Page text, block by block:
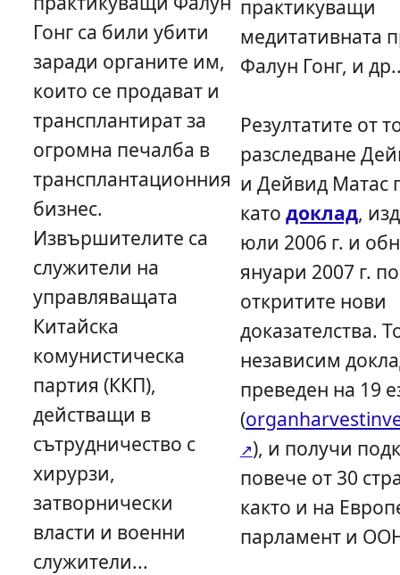
Гонг са били убити
заради органите им,
които се продават и
трансплантират за
огромна печалба в
трансплантационния
бизнес.
Извършителите са
служители на
управляващата
Китайска
комунистическа
партия (ККП),
действащи в
сътрудничество с
хирурзи,
затворнически
власти и военни
служители...
практикуващи
медитативната
Фалун Гонг, и
Резултатите от
разследване
и Дейвид Матас
като доклад,
юли 2006 г. и
януари 2007 г.
откритите нови
доказателства.
независим
преведен на 19
(
), и получи
повече от 30
както и на
парламент и